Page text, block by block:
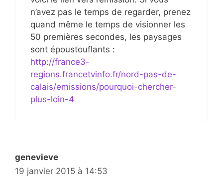
n’avez pas le temps de regarder, prenez
quand même le temps de visionner les
50 premières secondes, les paysages
sont époustouflants :
http://france3-
regions.francetvinfo.fr/nord-pas-de-
calais/emissions/pourquoi-chercher-
plus-loin-4
genevieve
19 janvier 2015 à 14:53